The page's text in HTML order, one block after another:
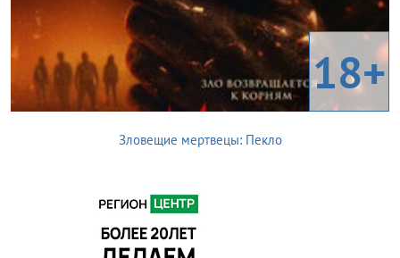
18+
Зловещие мертвецы: Пекло